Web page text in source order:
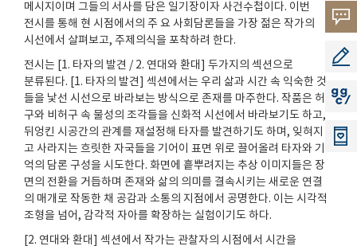
고객의
소리
공모
지지
메시지이며 그들의 서사를 담은 일기장이자 사건수첩이다. 이번
전시를 통해 현 시점에서의 주 요 사회담론들을 가장 젊은 작가의
시선에서 살펴보고, 주제의식을 포착하려 한다.
전시는 [1. 타자의 발견 / 2. 연대와 환대] 두가지의 섹션으로
분류된다. [1. 타자의 발견] 섹션에서는 우리 삶과 시간 속 익숙한 것
들을 낯선 시선으로 바라보는 방식으로 존재를 마주한다. 작품은 허
구와 비허구 속 물성의 조각들을 신화적 시선에서 바라보기도 하고,
뒤엉킨 시공간의 관계를 재설정해 타자를 발견하기도 하며, 잊혀지
고 사라지는 흐릿한 자국들을 기어이 표면 위로 끌어올려 타자와 기
억의 담론 구성을 시도한다. 화면에 흩뿌려지는 추상 이미지들은 장
면의 전환을 거듭하며 존재와 삶의 의미를 결속시키는 새로운 연결
의 매개로 작동한 채 공감과 소통의 지점에서 공명한다. 이는 시각적
조형을 넘어, 감각적 자아를 확장하는 실험이기도 하다.
[2. 연대와 환대] 섹션에서 작가는 관찰자의 시점에서 시간을